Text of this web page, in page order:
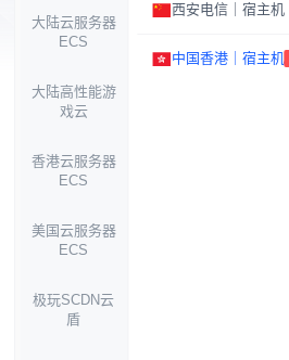
大陆云服务器
ECS
大陆高性能游
戏云
香港云服务器
ECS
美国云服务器
ECS
极玩SCDN云
盾
西安电信｜宿主机
中国香港｜宿主机